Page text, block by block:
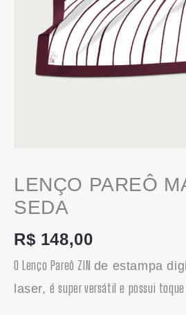
LENÇO PAREÔ
SEDA
R$ 148,00
O Lenço Pareô ZIN de estampa
laser,é super versátil e possui